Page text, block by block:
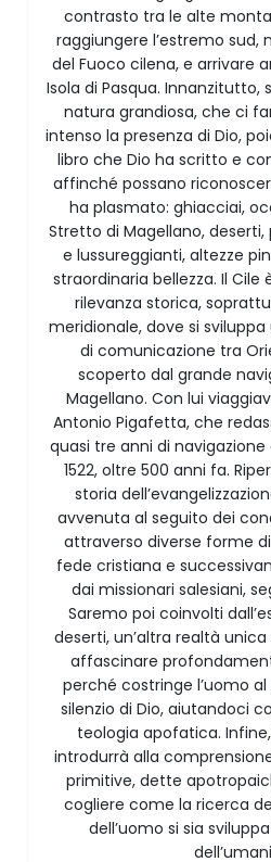
contrasto tra le alte
raggiungere l’estremo sud,
del Fuoco cilena, e arrivare
Isola di Pasqua.
natura grandiosa, che ci
intenso la presenza di Dio,
libro che Dio ha scritto e
affinché possano
ha plasmato: ghiacciai,
Stretto di Magellano,
e lussureggianti, altezze
straordinaria bellezza. Il
rilevanza storica,
meridionale, dove si
di comunicazione tra
scoperto dal grande
Magellano. Con lui
Antonio Pigafetta, che
quasi tre anni di navigazione
1522, oltre 500 anni fa.
storia
avvenuta al seguito dei
attraverso diverse forme
fede cristiana e
dai missionari salesiani,
Saremo poi coinvolti
deserti, un’altra realtà
affascinare
perché costringe l’uomo
silenzio di Dio, aiutandoci
teologia apofatica. Infine,
introdurrà alla
primitive, dette
cogliere come la ricerca
dell’uomo si sia